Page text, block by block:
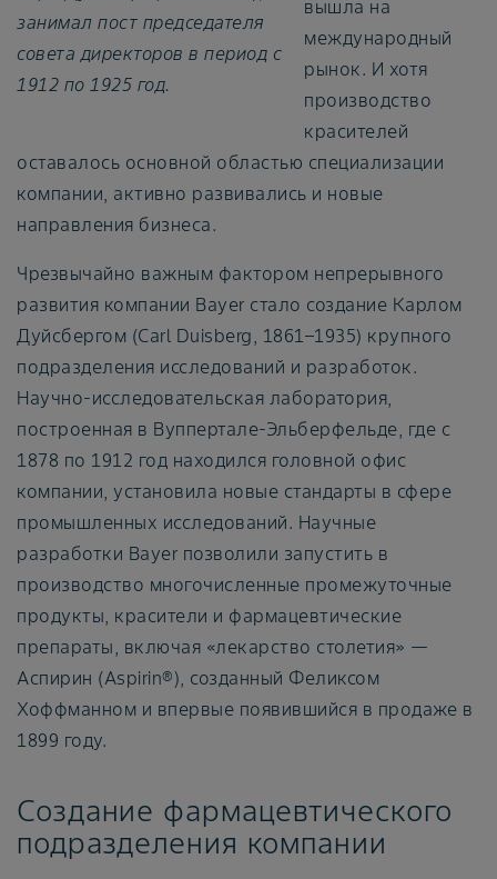
занимал пост председателя
совета директоров в период с
1912 по 1925 год.
вышла на
международный
рынок. И хотя
производство
красителей
оставалось основной областью специализации
компании, активно развивались и новые
направления бизнеса.
Чрезвычайно важным фактором непрерывного
развития компании Bayer стало создание Карлом
Дуйсбергом (Carl Duisberg, 1861–1935) крупного
подразделения исследований и разработок.
Научно-исследовательская лаборатория,
построенная в Вуппертале-Эльберфельде, где с
1878 по 1912 год находился головной офис
компании, установила новые стандарты в сфере
промышленных исследований. Научные
разработки Bayer позволили запустить в
производство многочисленные промежуточные
продукты, красители и фармацевтические
препараты, включая «лекарство столетия» —
Аспирин (Aspirin®), созданный Феликсом
Хоффманном и впервые появившийся в продаже в
1899 году.
Создание фармацевтического
подразделения компании